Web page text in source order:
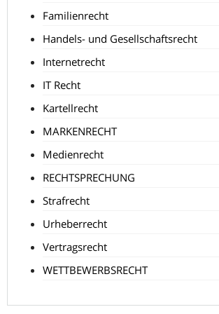
Familienrecht
Handels- und Gesellschaftsrecht
Internetrecht
IT Recht
Kartellrecht
MARKENRECHT
Medienrecht
RECHTSPRECHUNG
Strafrecht
Urheberrecht
Vertragsrecht
WETTBEWERBSRECHT